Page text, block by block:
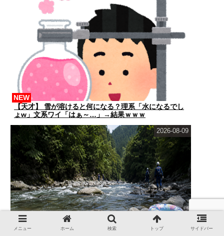
【天才】 雪が溶けると何になる？理系「水になるでし
ょw」文系ワイ「はぁ～…」→結果ｗｗｗ
NEW
2026-08-09
メニュー ホーム 検索 トップ サイドバー